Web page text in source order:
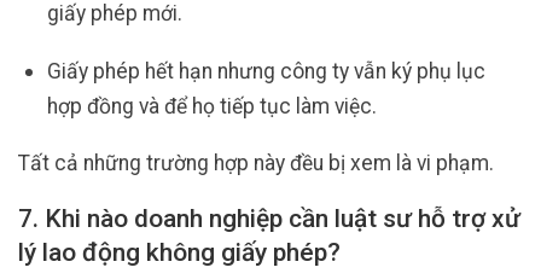
giấy phép mới.
Giấy phép hết hạn nhưng công ty vẫn ký phụ lục
hợp đồng và để họ tiếp tục làm việc.
Tất cả những trường hợp này đều bị xem là vi phạm.
7. Khi nào doanh nghiệp cần luật sư hỗ trợ xử
lý lao động không giấy phép?